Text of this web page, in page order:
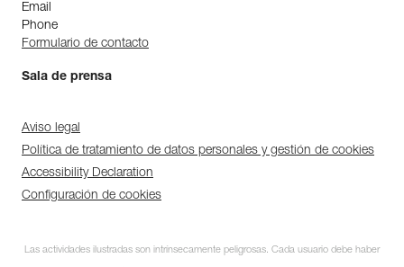
Email
Phone
Formulario de contacto
Sala de prensa
Aviso legal
Política de tratamiento de datos personales y gestión de cookies
Accessibility Declaration
Configuración de cookies
Las actividades ilustradas son intrínsecamente peligrosas. Cada usuario debe haber